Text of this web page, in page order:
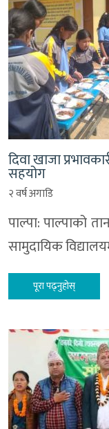
दिवा खाजा
सहयोग
२ वर्ष अगाडि
पाल्पा: पाल्पाको
सामुदायिक
पूरा पढ्नुहोस्